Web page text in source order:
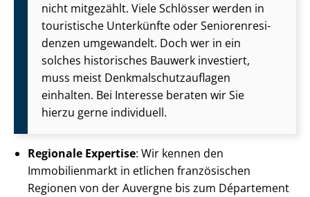
nicht mitgezählt. Viele Schlösser werden in
touristische Unterkünfte oder Se­nio­ren­re­si­
den­zen umgewandelt. Doch wer in ein
solches historisches Bauwerk investiert,
muss meist Denk­mal­schutz­auf­la­gen
einhalten. Bei Interesse beraten wir Sie
hierzu gerne individuell.
Regionale Expertise: Wir kennen den
Immobilienmarkt in etlichen französischen
Regionen von der Auvergne bis zum Département